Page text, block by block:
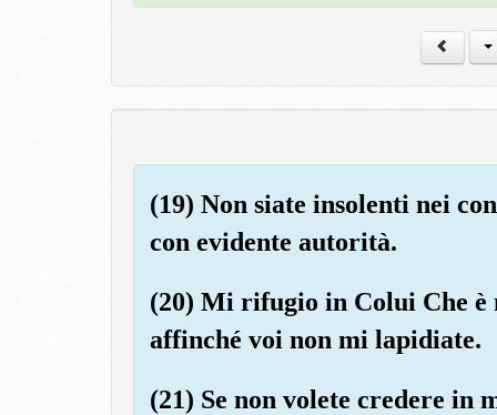
(19) Non siate insolenti nei
con evidente autorità.
(20) Mi rifugio in Colui Che è
affinché voi non mi lapidiate.
(21) Se non volete credere in